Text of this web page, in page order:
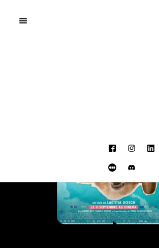
Quai10
Facebook
Letterboxd
Discord